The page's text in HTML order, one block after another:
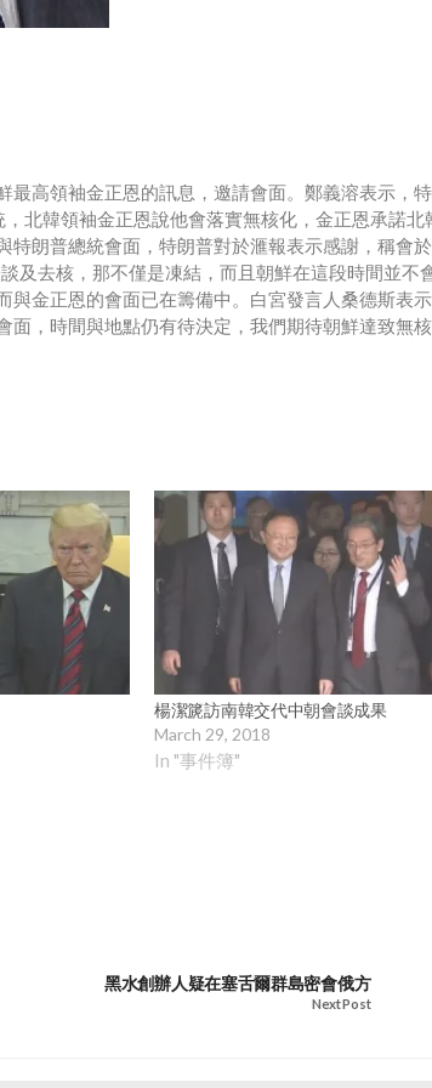
高領袖金正恩的訊息，邀請會面。鄭義溶表示，
北韓領袖金正恩說他會落實無核化，金正恩承諾北
朗普總統會面，特朗普對於滙報表示感謝，稱會
及去核，那不僅是凍結，而且朝鮮在這段時間並不
金正恩的會面已在籌備中。白宮發言人桑德斯表
，時間與地點仍有待決定，我們期待朝鮮達致無
楊潔篪訪南韓交代中朝會談成果
March 29, 2018
In "事件簿"
黑水創辦人疑在塞舌爾群島密會俄方
Next Post